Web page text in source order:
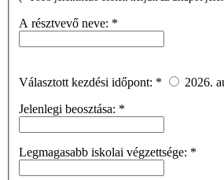
A résztvevő neve: *
Választott kezdési időpont: * 2026.
Jelenlegi beosztása: *
Legmagasabb iskolai végzettsége: *